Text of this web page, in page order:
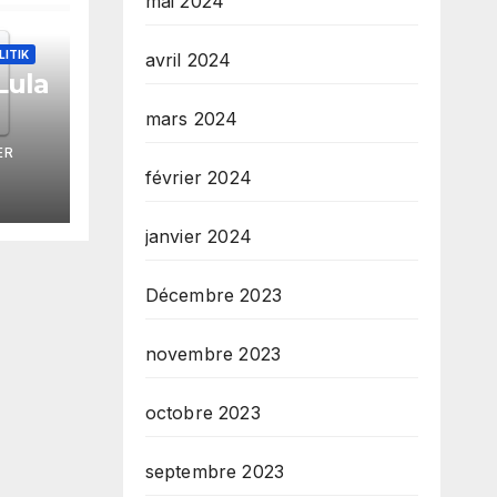
avril 2024
mars 2024
février 2024
janvier 2024
Décembre 2023
novembre 2023
octobre 2023
septembre 2023